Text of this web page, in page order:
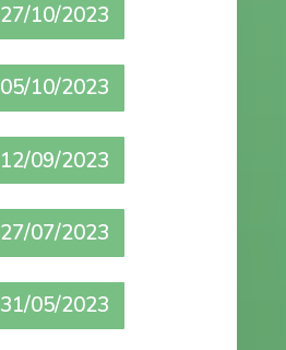
27/10/2023
05/10/2023
12/09/2023
27/07/2023
31/05/2023